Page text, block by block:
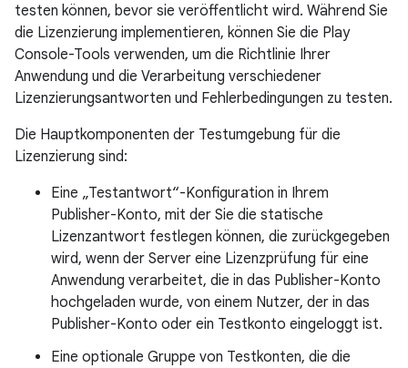
testen können, bevor sie veröffentlicht wird. Während Sie
die Lizenzierung implementieren, können Sie die Play
Console-Tools verwenden, um die Richtlinie Ihrer
Anwendung und die Verarbeitung verschiedener
Lizenzierungsantworten und Fehlerbedingungen zu testen.
Die Hauptkomponenten der Testumgebung für die
Lizenzierung sind:
Eine „Testantwort“-Konfiguration in Ihrem
Publisher-Konto, mit der Sie die statische
Lizenzantwort festlegen können, die zurückgegeben
wird, wenn der Server eine Lizenzprüfung für eine
Anwendung verarbeitet, die in das Publisher-Konto
hochgeladen wurde, von einem Nutzer, der in das
Publisher-Konto oder ein Testkonto eingeloggt ist.
Eine optionale Gruppe von Testkonten, die die